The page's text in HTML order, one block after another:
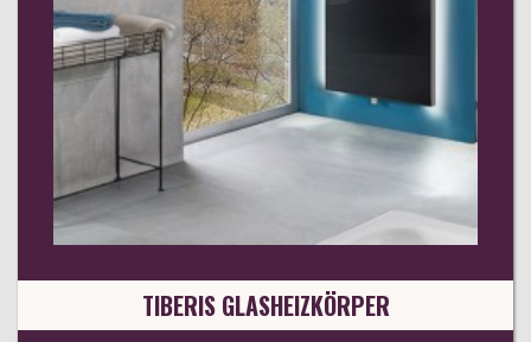
TIBERIS GLASHEIZKÖRPER